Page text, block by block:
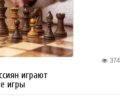
374
играют
игры